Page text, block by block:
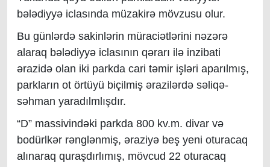
bələdiyyə iclasında müzakirə mövzusu olur.
Bu günlərdə sakinlərin müraciətlərini nəzərə
alaraq bələdiyyə iclasının qərarı ilə inzibati
ərazidə olan iki parkda cari təmir işləri aparılmış,
parkların ot örtüyü biçilmiş ərazilərdə səliqə-
səhman yaradılmlışdır.
“D” massivindəki parkda 800 kv.m. divar və
bodürlkər rənglənmiş, əraziyə beş yeni oturacaq
alınaraq quraşdırlımış, mövcud 22 oturacaq